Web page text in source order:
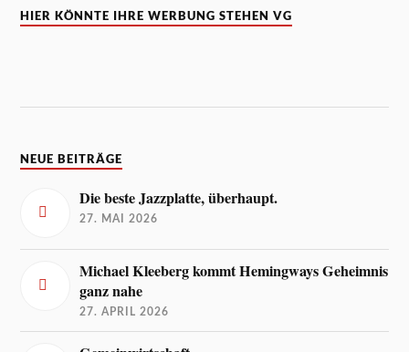
HIER KÖNNTE IHRE WERBUNG STEHEN VG
NEUE BEITRÄGE
Die beste Jazzplatte, überhaupt.
27. MAI 2026
Michael Kleeberg kommt Hemingways Geheimnis
ganz nahe
27. APRIL 2026